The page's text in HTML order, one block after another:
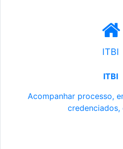
ITBI
ITBI
Acompanhar processo,
credenciados,